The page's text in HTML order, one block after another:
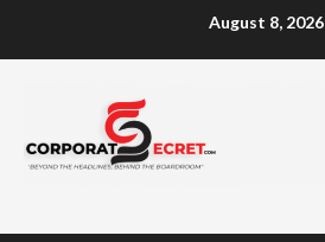
August 8, 2026